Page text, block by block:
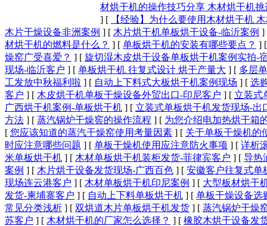
材烘干机的操作技巧分享 木材烘干机
] [
【经验】为什么要使用木材烘干机
木片干燥设备非洲案例 ] [ 木片烘干机单板烘干设备-临沂案例 ]
材烘干机的燃料是什么​？ ] [ 单板烘干机的安装有哪些要点？ ]
燥窑广受喜爱？ ] [ 旋切湿木皮烘干设备单板烘干机案例实拍-
现场-临沂客户 ] [ 单板烘干机 往复式设计 烘干产量大 ] [ 多层
工发放中秋福利啦 ] [ 自动上下料式大板烘干机案例现场 ] [ 选
客户 ] [ 木皮烘干机单板干燥设备外贸出口-印尼客户 ] [ 立装式
广西烘干机案例-单板烘干机 ] [ 立装式单板烘干机发货现场-出
方法 ] [ 蒸汽锅炉干燥窖的操作流程 ] [ 为您介绍电加热烘干箱
[ 您应该知道的蒸汽干燥窑使用考量因素 ] [ 关于单板干燥机的
时应注意哪些问题 ] [ 单板干燥机使用应注意防火事项 ] [ 详析
米单板烘干机 ] [ 木材单板烘干机装柜发货-菲律宾客户 ] [ 导热
案例 ] [ 木片烘干设备发货现场-广西百色 ] [ 安徽客户往复式单
现场连云港客户 ] [ 木材单板烘干机印尼案例 ] [ 大型板材烘干
发货-柬埔寨客户 ] [ 自动上下料单板烘干机 ] [ 单板干燥设备选
常见分类浅析 ] [ 双烘道木片单板烘干机发货 ] [ 蒸汽锅炉干燥
苏客户 ] [ 木材烘干机的厂家怎么选择？ ] [ 橡胶木烘干设备发